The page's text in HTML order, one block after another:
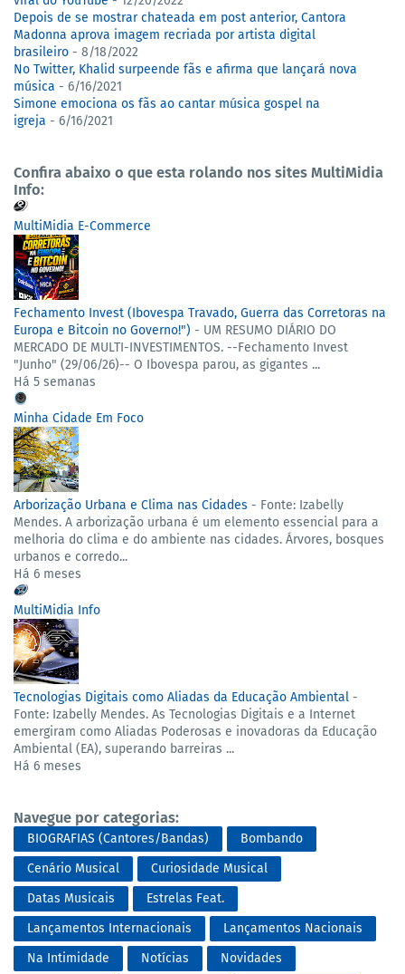
Depois de se mostrar chateada em post anterior, Cantora
Madonna aprova imagem recriada por artista digital
brasileiro - 8/18/2022
No Twitter, Khalid surpeende fãs e afirma que lançará nova
música - 6/16/2021
Simone emociona os fãs ao cantar música gospel na
igreja - 6/16/2021
Confira abaixo o que esta rolando nos sites MultiMidia
Info:
MultiMidia E-Commerce
Fechamento Invest (Ibovespa Travado, Guerra das Corretoras na
Europa e Bitcoin no Governo!") - UM RESUMO DIÁRIO DO
MERCADO DE MULTI-INVESTIMENTOS. --Fechamento Invest
"Junho" (29/06/26)-- ​ O Ibovespa parou, as gigantes ...
Há 5 semanas
Minha Cidade Em Foco
Arborização Urbana e Clima nas Cidades - Fonte: Izabelly
Mendes. A arborização urbana é um elemento essencial para a
melhoria do clima e do ambiente nas cidades. Árvores, bosques
urbanos e corredo...
Há 6 meses
MultiMidia Info
Tecnologias Digitais como Aliadas da Educação Ambiental -
Fonte: Izabelly Mendes. As Tecnologias Digitais e a Internet
emergiram como Aliadas Poderosas e inovadoras da Educação
Ambiental (EA), superando barreiras ...
Há 6 meses
Navegue por categorias:
BIOGRAFIAS (Cantores/Bandas)
Bombando
Cenário Musical
Curiosidade Musical
Datas Musicais
Estrelas Feat.
Lançamentos Internacionais
Lançamentos Nacionais
Na Intimidade
Notícias
Novidades